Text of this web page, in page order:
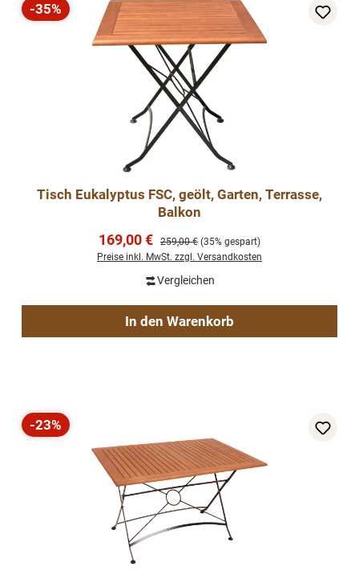
Rabatt
-35%
Tisch Eukalyptus FSC, geölt, Garten, Terrasse,
Balkon
Verkaufspreis:
169,00 € Regulärer Preis:
259,00 € (35% gespart)
Preise inkl. MwSt. zzgl. Versandkosten
Vergleichen
In den Warenkorb
Rabatt
-23%